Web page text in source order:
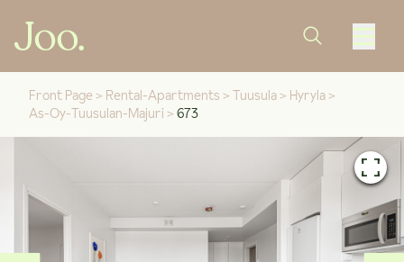
Front Page > Rental-Apartments > Tuusula > Hyryla >
As-Oy-Tuusulan-Majuri > 673